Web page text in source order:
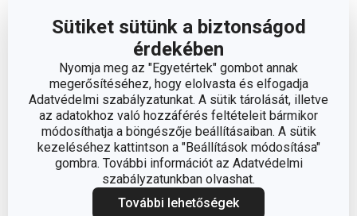
Sütiket sütünk a biztonságod
érdekében
Nyomja meg az "Egyetértek" gombot annak
megerősítéséhez, hogy elolvasta és elfogadja
Adatvédelmi szabályzatunkat. A sütik tárolását, illetve
az adatokhoz való hozzáférés feltételeit bármikor
módosíthatja a böngészője beállításaiban. A sütik
kezeléséhez kattintson a "Beállítások módosítása"
gombra. További információt az Adatvédelmi
szabályzatunkban olvashat.
További lehetőségek